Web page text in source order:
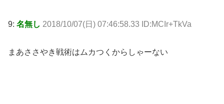
9: 名無し 2018/10/07(日) 07:46:58.33 ID:MCIr+TkVa
まあささやき戦術はムカつくからしゃーない